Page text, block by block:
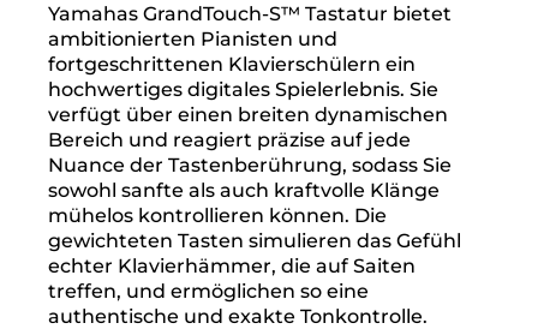
Yamahas GrandTouch-S™ Tastatur bietet
ambitionierten Pianisten und
fortgeschrittenen Klavierschülern ein
hochwertiges digitales Spielerlebnis. Sie
verfügt über einen breiten dynamischen
Bereich und reagiert präzise auf jede
Nuance der Tastenberührung, sodass Sie
sowohl sanfte als auch kraftvolle Klänge
mühelos kontrollieren können. Die
gewichteten Tasten simulieren das Gefühl
echter Klavierhämmer, die auf Saiten
treffen, und ermöglichen so eine
authentische und exakte Tonkontrolle.